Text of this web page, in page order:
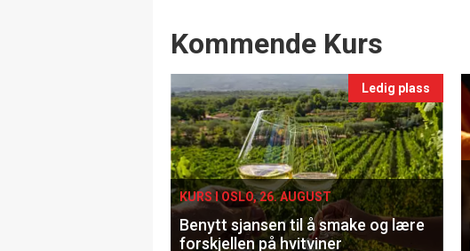
Events
Kommende Kurs
Ledig plass
KURS I OSLO, 26. AUGUST
Benytt sjansen til å smake og lære
forskjellen på hvitviner